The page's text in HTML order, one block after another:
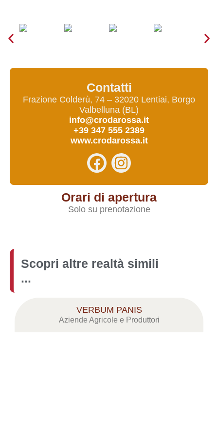
Contatti
Frazione Colderù, 74 – 32020 Lentiai, Borgo
Valbelluna (BL)
info@crodarossa.it
+39 347 555 2389
www.crodarossa.it
Orari di apertura
Solo su prenotazione
Scopri altre realtà simili
...
VERBUM PANIS
Aziende Agricole e Produttori